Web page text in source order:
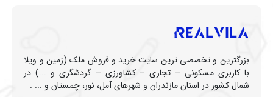
بزرگترین و تخصصی ترین سایت خرید و فروش ملک (زمین و ویلا
با کاربری مسکونی – تجاری – کشاورزی – گردشگری و ...) در
شمال کشور در استان مازندران و شهرهای آمل، نور، چمستان و ... .